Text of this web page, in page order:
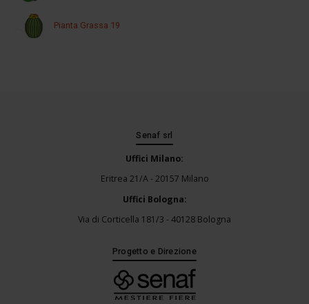
Pianta Grassa 19
Senaf srl
Uffici Milano:
Eritrea 21/A - 20157 Milano
Uffici Bologna:
Via di Corticella 181/3 - 40128 Bologna
Progetto e Direzione